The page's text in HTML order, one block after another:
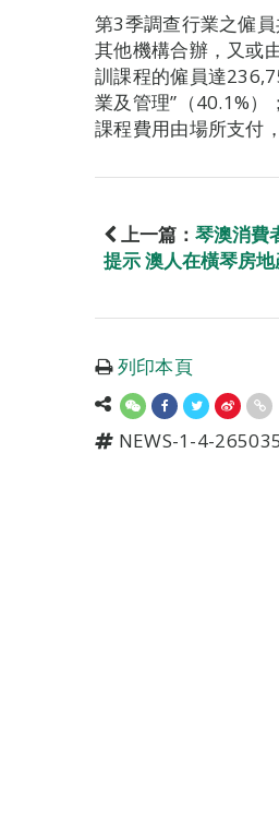
第3季調查行業之僱
其他機構合辦，又或
訓課程的僱員達
業及管理”（40.1%
課程費用由場所支付
上一篇： 琴澳消費
提示 澳人在橫琴房
列印本頁
NEWS-1-4-265035